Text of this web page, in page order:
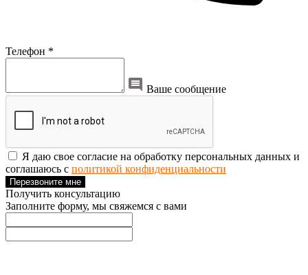
Телефон *
Ваше сообщение
Я даю свое согласие на обработку персональных данных и
соглашаюсь с политикой конфиденциальности
Перезвоните мне
Получить консультацию
Заполните форму, мы свяжемся с вами